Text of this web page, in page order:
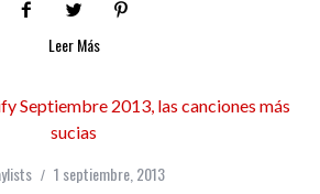
Leer Más
1 septiembre, 2013